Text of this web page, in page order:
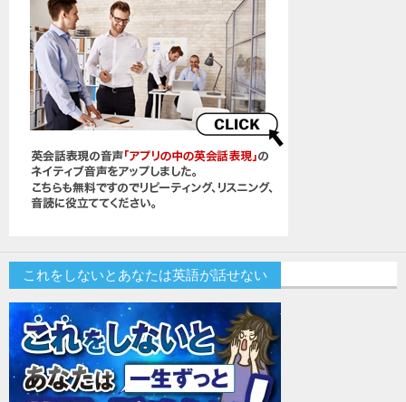
これをしないとあなたは英語が話せない